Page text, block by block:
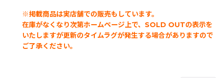
※掲載商品は実店舗での販売もしています。
在庫がなくなり次第ホームページ上で、SOLD OUTの表示を
いたしますが更新のタイムラグが発生する場合がありますので
ご了承ください。